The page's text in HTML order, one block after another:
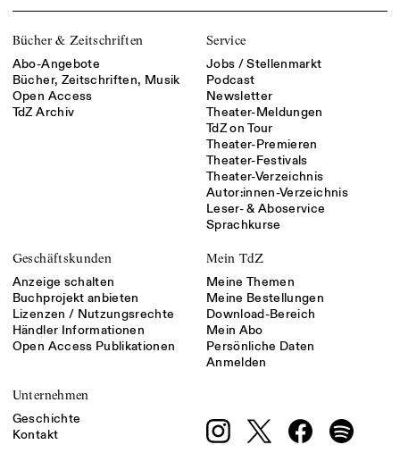
Bücher & Zeitschriften
Abo-Angebote
Bücher, Zeitschriften, Musik
Open Access
TdZ Archiv
Service
Jobs / Stellenmarkt
Podcast
Newsletter
Theater-Meldungen
TdZ on Tour
Theater-Premieren
Theater-Festivals
Theater-Verzeichnis
Autor:innen-Verzeichnis
Leser- & Aboservice
Sprachkurse
Geschäftskunden
Anzeige schalten
Buchprojekt anbieten
Lizenzen / Nutzungsrechte
Händler Informationen
Open Access Publikationen
Mein TdZ
Meine Themen
Meine Bestellungen
Download-Bereich
Mein Abo
Persönliche Daten
Anmelden
Unternehmen
Geschichte
Kontakt